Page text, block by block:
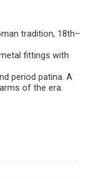
tradition, 18th–
fittings with
period patina. A
of the era.